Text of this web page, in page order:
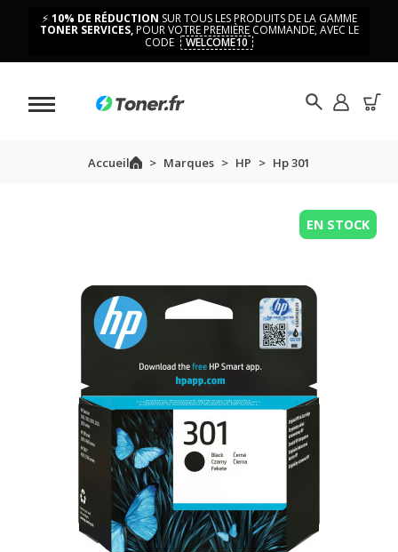
⚡ 10% DE RÉDUCTION SUR TOUS LES PRODUITS DE LA GAMME
TONER SERVICES,POUR VOTRE PREMIÈRE COMMANDE, AVEC LE
CODE
WELCOME10
Accueil Marques HP Hp 301
EN STOCK